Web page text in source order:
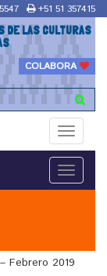
+51 51 357415
DE LAS CULTURAS
COLABORA
Toggle
Toggle
Febrero 2019